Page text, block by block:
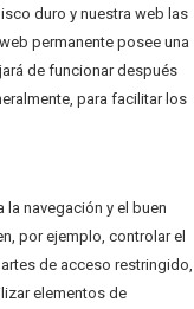
duro y nuestra web las
permanente posee una
de funcionar después
para facilitar los
navegación y el buen
por ejemplo, controlar el
de acceso restringido,
elementos de